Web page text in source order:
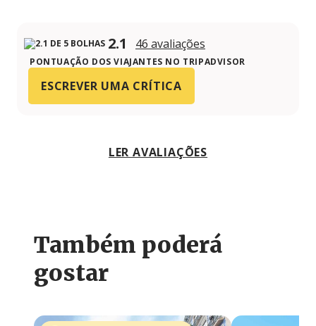
2.1 46 avaliações
PONTUAÇÃO DOS VIAJANTES NO TRIPADVISOR
ESCREVER UMA CRÍTICA
LER AVALIAÇÕES
Também poderá
gostar